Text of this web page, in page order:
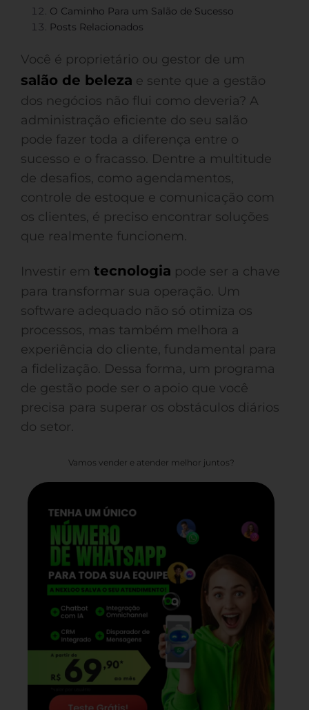
O Caminho Para um Salão de Sucesso
Posts Relacionados
Você é proprietário ou gestor de um
salão de beleza e sente que a gestão
dos negócios não flui como deveria? A
administração eficiente do seu salão
pode fazer toda a diferença entre o
sucesso e o fracasso. Dentre a multitude
de desafios, como agendamentos,
controle de estoque e comunicação com
os clientes, é preciso encontrar soluções
que realmente funcionem.
Investir em tecnologia pode ser a chave
para transformar sua operação. Um
software adequado não só otimiza os
processos, mas também melhora a
experiência do cliente, fundamental para
a fidelização. Dessa forma, um programa
de gestão pode ser o apoio que você
precisa para superar os obstáculos diários
do setor.
Vamos vender e atender melhor juntos?